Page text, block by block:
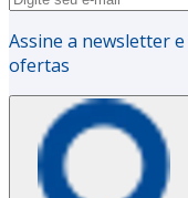
Assine a newsletter
ofertas